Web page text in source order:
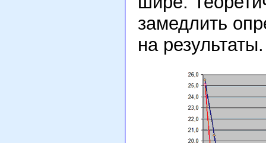
замедлить
на результаты.